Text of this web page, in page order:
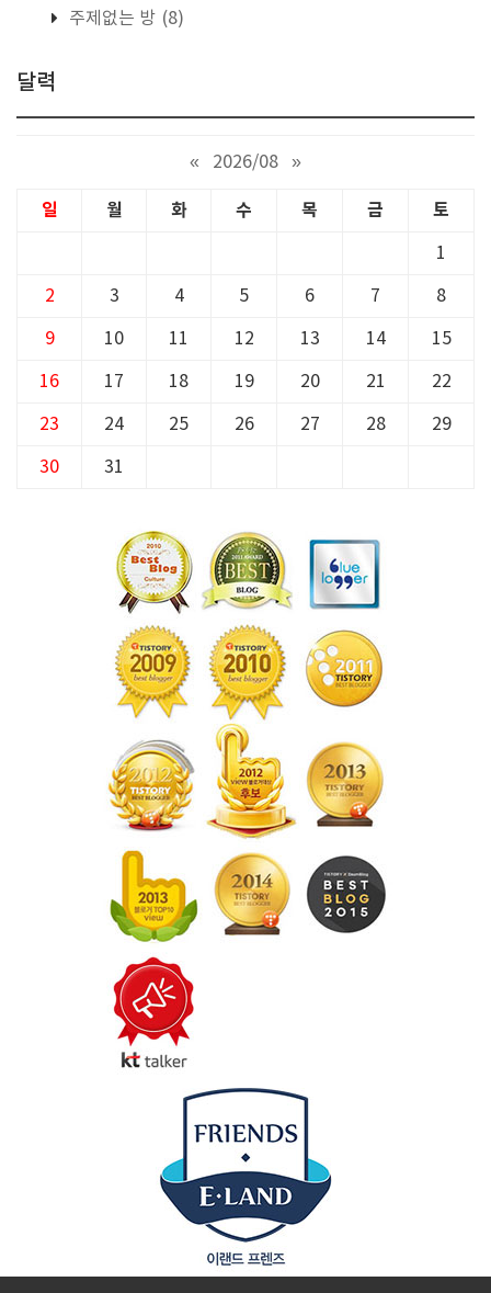
주제없는 방 (8)
달력
« 2026/08 »
일 월 화 수 목 금 토
1
2 3 4 5 6 7 8
9 10 11 12 13 14 15
16 17 18 19 20 21 22
23 24 25 26 27 28 29
30 31